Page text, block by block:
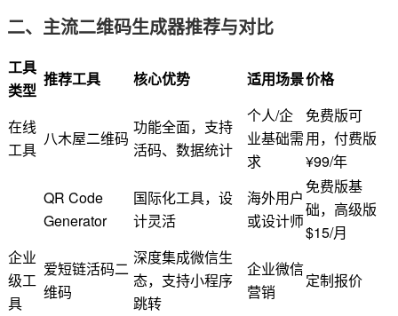
二、主流二维码生成器推荐与对比
工具
类型
推荐工具 核心优势 适用场景价格
在线
工具
八木屋二维码
功能全面，支持
活码、数据统计
个人/企
业基础需
求
免费版可
用，付费版
¥99/年
QR Code
Generator
国际化工具，设
计灵活
海外用户
或设计师
免费版基
础，高级版
$15/月
企业
级工
具
爱短链活码二
维码
深度集成微信生
态，支持小程序
跳转
企业微信
营销
定制报价